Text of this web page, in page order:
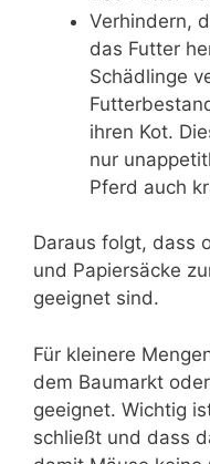
Verhindern,
das Futter
Schädlinge
ihren Kot.
nur
Pferd auch
Daraus folgt, dass
und Papiersäcke
geeignet sind.
Für kleinere
dem Baumarkt
geeignet. Wichtig
schließt und dass